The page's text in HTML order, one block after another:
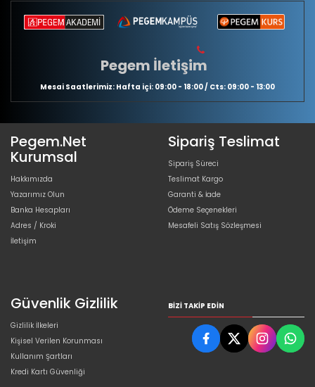
Pegem İletişim
Mesai Saatlerimiz: Hafta içi: 09:00 - 18:00 / Cts: 09:00 - 13:00
Pegem.Net
Kurumsal
Hakkımızda
Yazarımız Olun
Banka Hesapları
Adres / Kroki
İletişim
Sipariş Teslimat
Sipariş Süreci
Teslimat Kargo
Garanti & İade
Ödeme Seçenekleri
Mesafeli Satış Sözleşmesi
Güvenlik Gizlilik
Gizlilik İlkeleri
Kişisel Verilen Korunması
Kullanım Şartları
Kredi Kartı Güvenliği
BIZI TAKIP EDIN